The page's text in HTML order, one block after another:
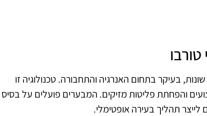
בעיקר בתחום האנרגיה והתחבורה. טכנולוגיה זו
והפחתת פליטות מזיקים. המבערים פועלים על בסיס
תהליך בעירה אופטימלי.